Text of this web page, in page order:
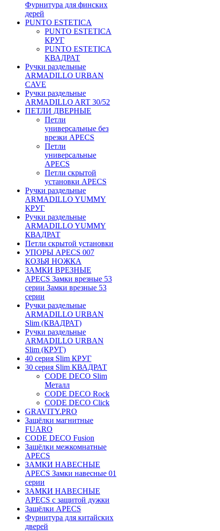
Фурнитура для финских
дерей
PUNTO ESTETICA
PUNTO ESTETICA
КРУГ
PUNTO ESTETICA
КВАДРАТ
Ручки раздельные
ARMADILLO URBAN
CAVE
Ручки раздельные
ARMADILLO ART 30/52
ПЕТЛИ ДВЕРНЫЕ
Петли
универсальные без
врезки APECS
Петли
универсальные
APECS
Петли скрытой
установки APECS
Ручки раздельные
ARMADILLO YUMMY
КРУГ
Ручки раздельные
ARMADILLO YUMMY
КВАДРАТ
Петли скрытой установки
УПОРЫ APECS 007
КОЗЬЯ НОЖКА
ЗАМКИ ВРЕЗНЫЕ
APECS Замки врезные 53
серии Замки врезные 53
серии
Ручки раздельные
ARMADILLO URBAN
Slim (КВАДРАТ)
Ручки раздельные
ARMADILLO URBAN
Slim (КРУГ)
40 серия Slim КРУГ
30 серия Slim КВАДРАТ
CODE DECO Slim
Металл
CODE DECO Rock
CODE DECO Click
GRAVITY.PRO
Защёлки магнитные
FUARO
CODE DECO Fusion
Защёлки межкомнатные
APECS
ЗАМКИ НАВЕСНЫЕ
APECS Замки навесные 01
серии
ЗАМКИ НАВЕСНЫЕ
APECS с защитой дужки
Защёлки APECS
Фурнитура для китайских
дверей